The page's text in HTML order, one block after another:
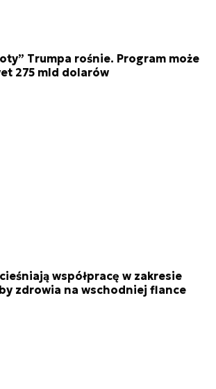
Trumpa rośnie. Program może
275 mld dolarów
współpracę w zakresie
zdrowia na wschodniej flance